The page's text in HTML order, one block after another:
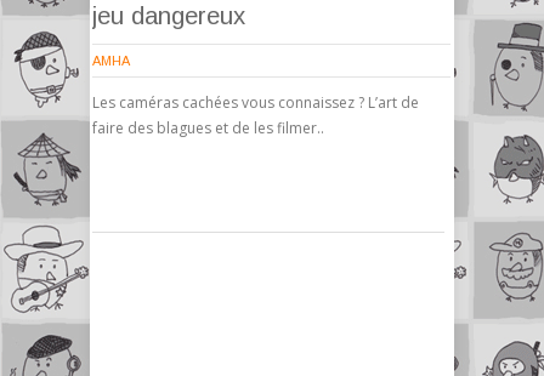
jeu dangereux
AMHA
Les caméras cachées vous connaissez ? L’art de
faire des blagues et de les filmer..